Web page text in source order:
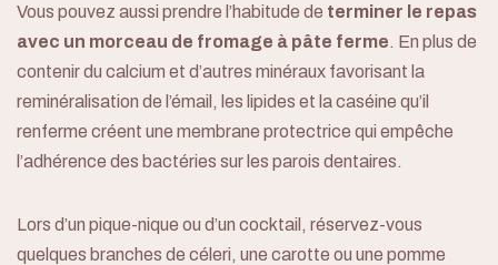
Urgence
Prendre rendez-vous
Vous pouvez aussi prendre l’habitude de terminer le repas
avec un morceau de fromage à pâte ferme. En plus de
contenir du calcium et d’autres minéraux favorisant la
reminéralisation de l’émail, les lipides et la caséine qu’il
renferme créent une membrane protectrice qui empêche
l’adhérence des bactéries sur les parois dentaires.
Lors d’un pique-nique ou d’un cocktail, réservez-vous
quelques branches de céleri, une carotte ou une pomme